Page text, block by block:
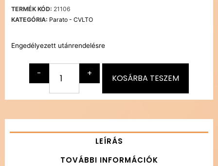
TERMÉK KÓD: 21106
KATEGÓRIA: Parato - CVLTO
Engedélyezett utánrendelésre
- + KOSÁRBA TESZEM
LEÍRÁS
TOVÁBBI INFORMÁCIÓK